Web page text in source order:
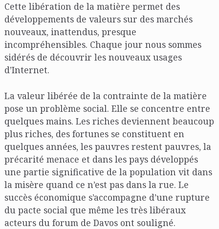
Cette libération de la matière permet des
développements de valeurs sur des marchés
nouveaux, inattendus, presque
incompréhensibles. Chaque jour nous sommes
sidérés de découvrir les nouveaux usages
d’Internet.
La valeur libérée de la contrainte de la matière
pose un problème social. Elle se concentre entre
quelques mains. Les riches deviennent beaucoup
plus riches, des fortunes se constituent en
quelques années, les pauvres restent pauvres, la
précarité menace et dans les pays développés
une partie significative de la population vit dans
la misère quand ce n’est pas dans la rue. Le
succès économique s’accompagne d’une rupture
du pacte social que même les très libéraux
acteurs du forum de Davos ont souligné.